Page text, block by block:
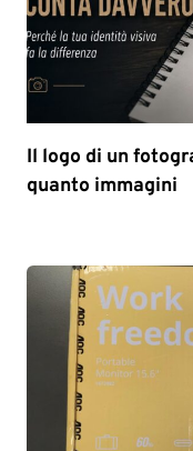
Il logo di un
quanto immagini